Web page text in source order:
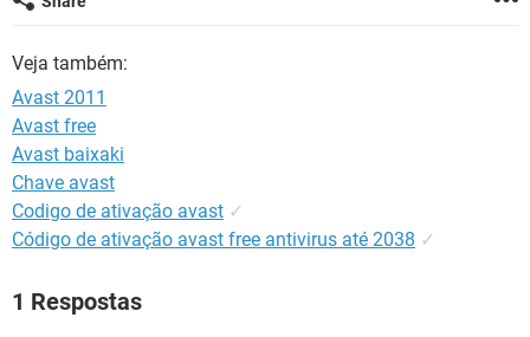
GUIA DE COMPRAS
Veja também:
Avast 2011
Avast free
Avast baixaki
Chave avast
Codigo de ativação avast ✓
Código de ativação avast free antivirus até 2038 ✓
1 Respostas